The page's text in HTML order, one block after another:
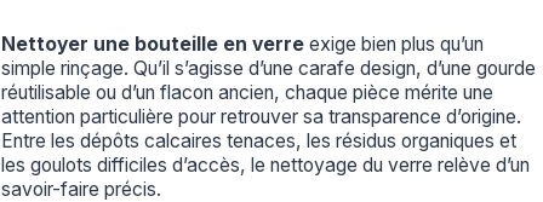
Nettoyer une bouteille en verreexige bien plus qu’un
simple rinçage. Qu’il s’agisse d’une carafe design, d’une gourde
réutilisable ou d’un flacon ancien, chaque pièce mérite une
attention particulière pour retrouver sa transparence d’origine.
Entre les dépôts calcaires tenaces, les résidus organiques et
les goulots difficiles d’accès, le nettoyage du verre relève d’un
savoir-faire précis.